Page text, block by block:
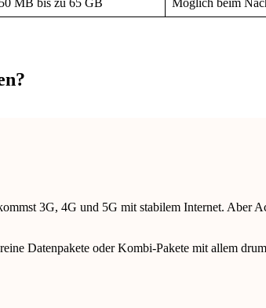
MB bis zu 65 GB Möglich beim
3G, 4G und 5G mit stabilem Internet. Aber
Datenpakete oder Kombi-Pakete mit allem